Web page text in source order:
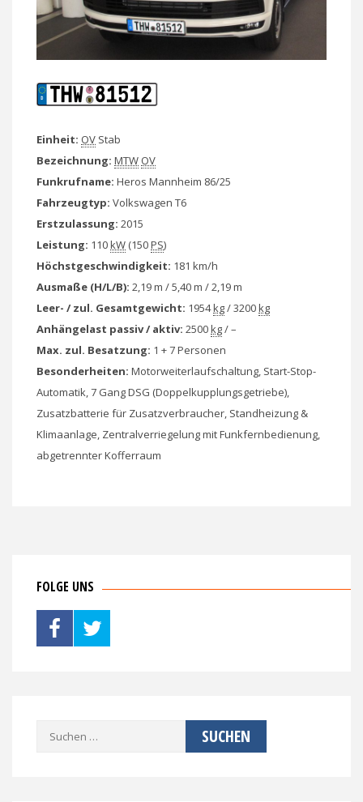
Einheit: OV Stab
Bezeichnung: MTW OV
Funkrufname: Heros Mannheim 86/25
Fahrzeugtyp: Volkswagen T6
Erstzulassung: 2015
Leistung: 110kW (150PS)
Höchstgeschwindigkeit: 181 km/h
Ausmaße (H/L/B): 2,19 m / 5,40 m / 2,19 m
Leer- / zul. Gesamtgewicht: 1954kg/ 3200kg
Anhängelast passiv / aktiv: 2500kg/ –
Max. zul. Besatzung: 1 + 7 Personen
Besonderheiten: Motorweiterlaufschaltung, Start-Stop-
Automatik, 7 Gang DSG (Doppelkupplungsgetriebe),
Zusatzbatterie für Zusatzverbraucher, Standheizung &
Klimaanlage, Zentralverriegelung mit Funkfernbedienung,
abgetrennter Kofferraum
FOLGE UNS
Suche